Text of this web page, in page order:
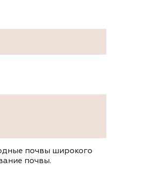
почвы широкого
почвы.